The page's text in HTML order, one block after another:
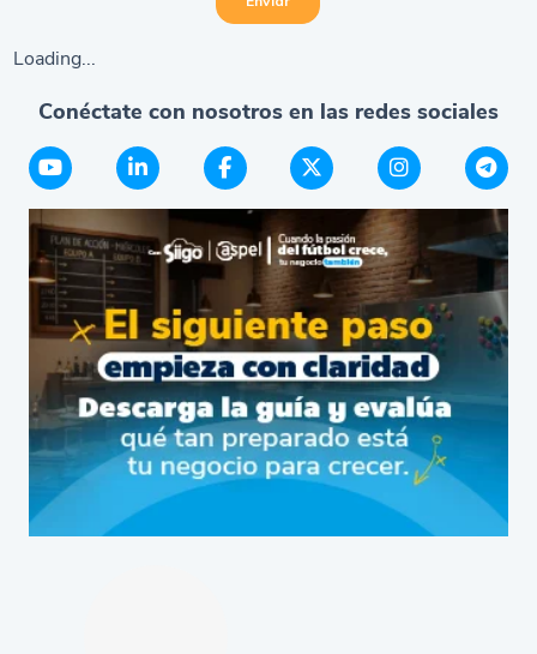
Loading...
Conéctate con nosotros en las redes sociales